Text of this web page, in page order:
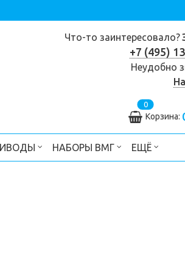
Что-то заинтересовало?
+7 (495)
Неудобно
0
Корзина:
НАБОРЫ ВМГ ЕЩЁ